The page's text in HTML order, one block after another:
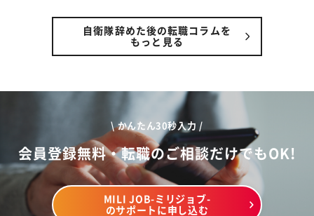
自衛隊辞めた後の転職コラムを
もっと見る
\ かんたん30秒入力 /
会員登録無料・転職のご相談だけでもOK!
MILI JOB-ミリジョブ-
のサポートに申し込む